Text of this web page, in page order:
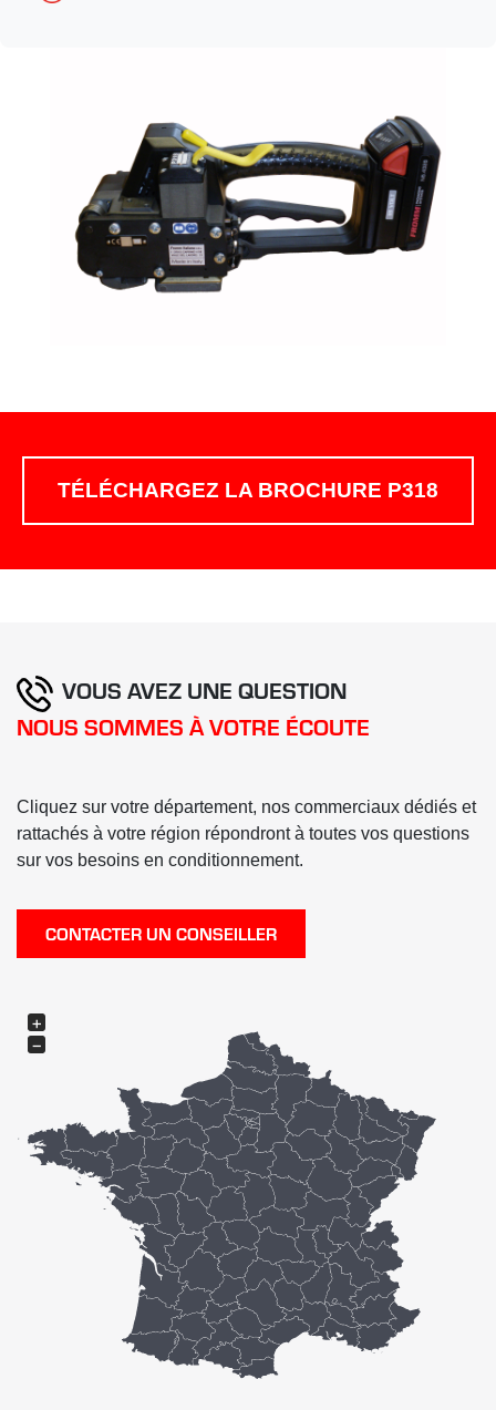
TÉLÉCHARGEZ LA BROCHURE P318
VOUS AVEZ UNE QUESTION
NOUS SOMMES À VOTRE ÉCOUTE
Cliquez sur votre département, nos commerciaux dédiés et
rattachés à votre région répondront à toutes vos questions
sur vos besoins en conditionnement.
CONTACTER UN CONSEILLER
+
−